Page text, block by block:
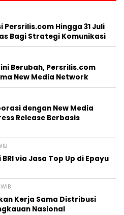
Hingga 31 Juli
Bagi Strategi Komunikasi
Berubah, Persrilis.com
New Media Network
dengan New Media
Release Berbasis
via Jasa Top Up di Epayu
Kerja Sama Distribusi
Nasional